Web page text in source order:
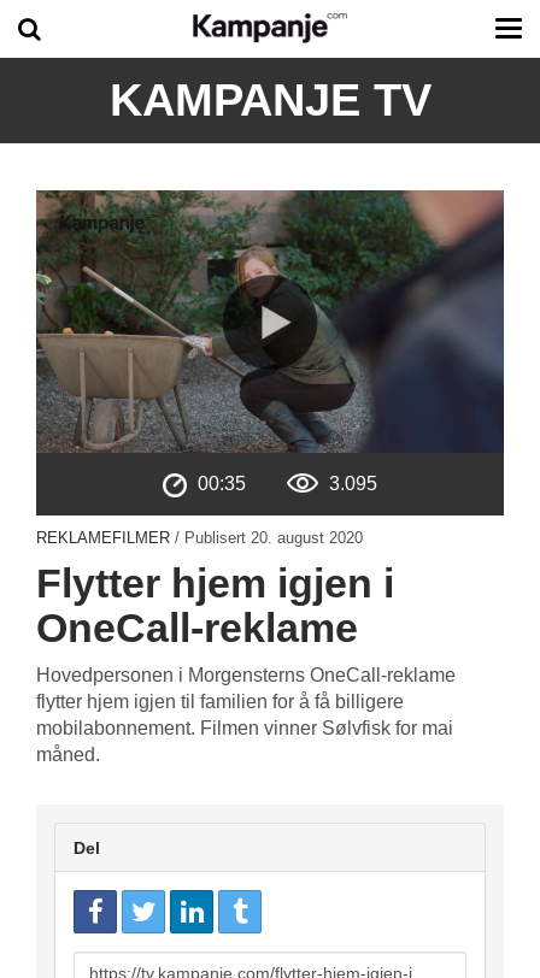
KAMPANJE TV
00:35 3.095
REKLAMEFILMER / Publisert 20. august 2020
Flytter hjem igjen i
OneCall-reklame
Hovedpersonen i Morgensterns OneCall-reklame
flytter hjem igjen til familien for å få billigere
mobilabonnement. Filmen vinner Sølvfisk for mai
måned.
Del
URL